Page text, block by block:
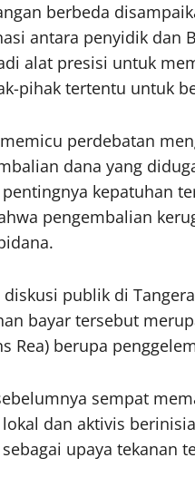
berbeda
antara penyidik dan
alat presisi untuk
pihak tertentu untuk
perdebatan
dana yang
kepatuhan
pengembalian
publik di
bayar tersebut
Rea) berupa
sempat
dan aktivis
upaya tekanan